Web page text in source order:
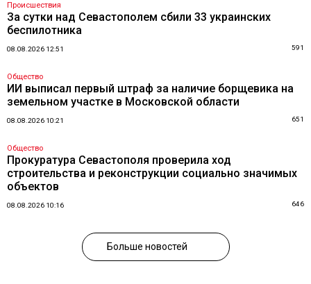
Происшествия
За сутки над Севастополем сбили 33 украинских
беспилотника
08.08.2026 12:51 591
Общество
ИИ выписал первый штраф за наличие борщевика на
земельном участке в Московской области
08.08.2026 10:21 651
Общество
Прокуратура Севастополя проверила ход
строительства и реконструкции социально значимых
объектов
08.08.2026 10:16 646
Больше новостей